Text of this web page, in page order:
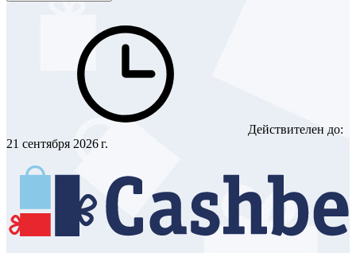
Действителен до:
21 сентября 2026 г.